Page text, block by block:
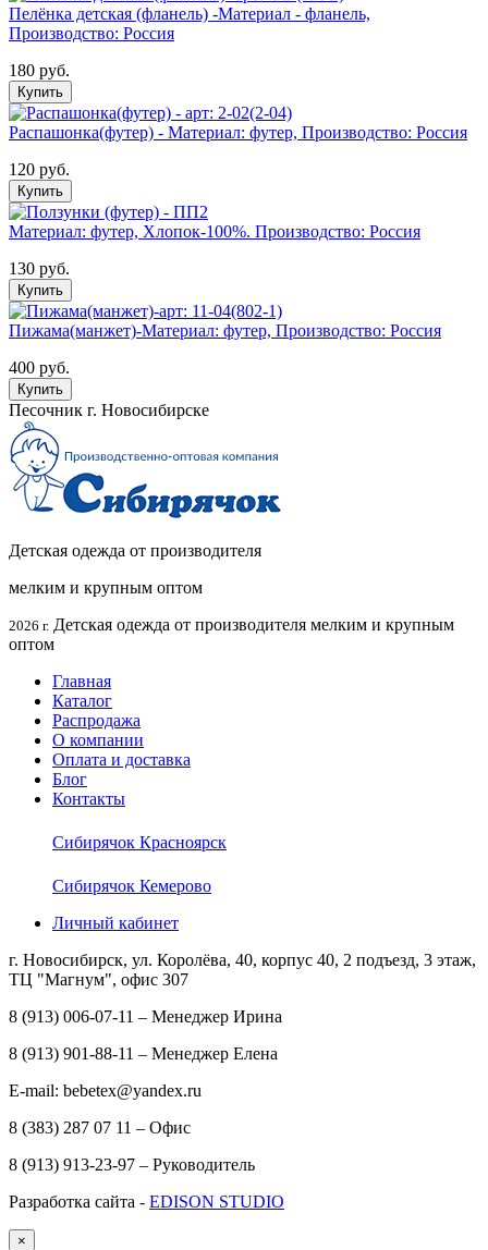
Пелёнка детская (фланель) -Материал - фланель,
Производство: Россия
180 руб.
Купить
Распашонка(футер) - Материал: футер, Производство: Россия
120 руб.
Купить
Материал: футер, Хлопок-100%. Производство: Россия
130 руб.
Купить
Пижама(манжет)-Материал: футер, Производство: Россия
400 руб.
Купить
Песочник г. Новосибирске
Детская одежда от производителя
мелким и крупным оптом
2026 г. Детская одежда от производителя мелким и крупным
оптом
Главная
Каталог
Распродажа
О компании
Оплата и доставка
Блог
Контакты
Сибирячок Красноярск
Сибирячок Кемерово
Личный кабинет
г. Новосибирск, ул. Королёва, 40, корпус 40, 2 подъезд, 3 этаж,
ТЦ "Магнум", офис 307
8 (913) 006-07-11 – Менеджер Ирина
8 (913) 901-88-11 – Менеджер Елена
E-mail: bebetex@yandex.ru
8 (383) 287 07 11 – Офис
8 (913) 913-23-97 – Руководитель
Разработка сайта - EDISON STUDIO
×